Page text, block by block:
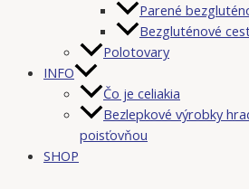
Parené
Bezgluténové
Polotovary
INFO
Čo je celiakia
Bezlepkové výrobky
poisťovňou
SHOP